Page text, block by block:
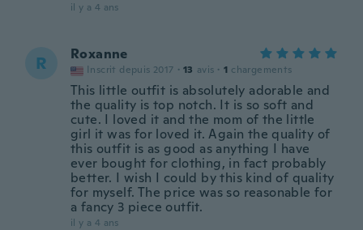
il y a 4 ans
R Roxanne
Inscrit depuis 2017 · 13 avis · 1 chargements
This little outfit is absolutely adorable and
the quality is top notch. It is so soft and
cute. I loved it and the mom of the little
girl it was for loved it. Again the quality of
this outfit is as good as anything I have
ever bought for clothing, in fact probably
better. I wish I could by this kind of quality
for myself. The price was so reasonable for
a fancy 3 piece outfit.
il y a 4 ans